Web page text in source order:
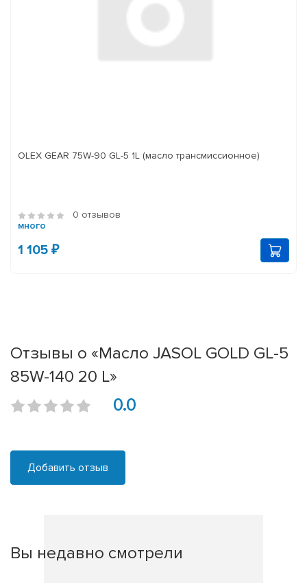
OLEX GEAR 75W-90 GL-5 1L (масло трансмиссионное)
0 отзывов
много
1 105 ₽
Отзывы о «Масло JASOL GOLD GL-5
85W-140 20 L»
0.0
Добавить отзыв
Вы недавно смотрели